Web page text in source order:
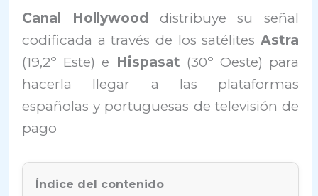
Canal Hollywood
distribuye su señal
codificada a través de los satélites Astra
(19,2º Este) e Hispasat (30º Oeste) para
hacerla llegar a las plataformas
españolas y portuguesas de televisión de
pago
Índice del contenido